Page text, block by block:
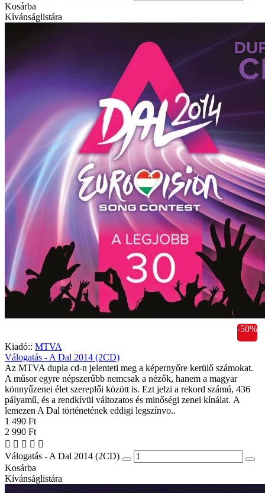
Kosárba
Kívánságlistára
-50%
Kiadó:: MTVA
Válogatás - A Dal 2014 (2CD)
Az MTVA dupla cd-n jelenteti meg a képernyőre kerülő számokat.
A műsor egyre népszerűbb nemcsak a nézők, hanem a magyar
könnyűzenei élet szereplői között is. Ezt jelzi a rekord számú, 436
pályamű, és a rendkívül változatos és minőségi zenei kínálat. A
lemezen A Dal történetének eddigi legszínvo..
1 490 Ft
2 990 Ft
Válogatás - A Dal 2014 (2CD)
Kosárba
Kívánságlistára